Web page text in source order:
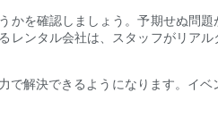
を確認しましょう。予期せぬ問
ンタル会社は、スタッフがリア
解決できるようになります。イベ